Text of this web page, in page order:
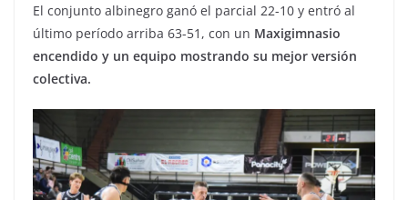
El conjunto albinegro ganó el parcial 22-10 y entró al
último período arriba 63-51, con un Maxigimnasio
encendido y un equipo mostrando su mejor versión
colectiva.